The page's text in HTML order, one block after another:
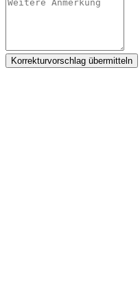
Korrekturvorschlag übermitteln